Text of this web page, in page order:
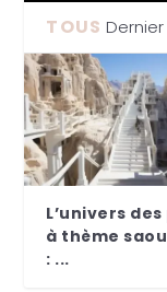
TOUS Dernier
L’univers
à thème
: ...